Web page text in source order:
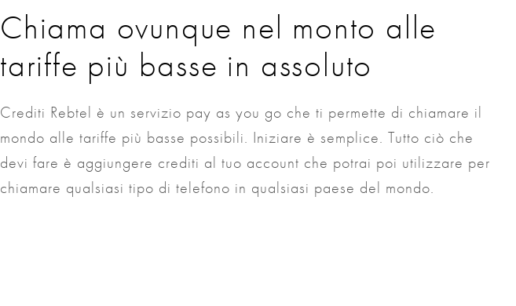
Chiama ovunque nel monto alle
tariffe più basse in assoluto
Crediti Rebtel è un servizio pay as you go che ti permette di chiamare il
mondo alle tariffe più basse possibili. Iniziare è semplice. Tutto ciò che
devi fare è aggiungere crediti al tuo account che potrai poi utilizzare per
chiamare qualsiasi tipo di telefono in qualsiasi paese del mondo.